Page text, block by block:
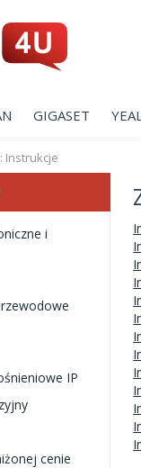
GIGASET
Instrukcje
i
IP
cenie